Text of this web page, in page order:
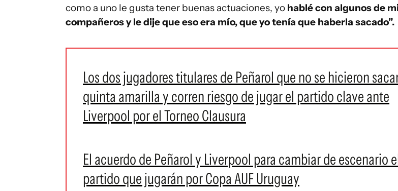
como a uno le gusta tener buenas actuaciones, yo hablé con algunos de
compañeros y le dije que eso era mío, que yo tenía que haberla sacado”.
Los dos jugadores titulares de Peñarol que no se hicieron
quinta amarilla y corren riesgo de jugar el partido clave ante
Liverpool por el Torneo Clausura
El acuerdo de Peñarol y Liverpool para cambiar de escenario
partido que jugarán por Copa AUF Uruguay